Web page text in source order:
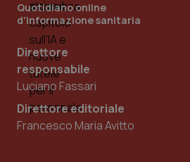
Quotidiano online
d'informazione sanitaria
Direttore
responsabile
Luciano Fassari
Direttore editoriale
Francesco Maria Avitto
_ga_KM60CM4NPH